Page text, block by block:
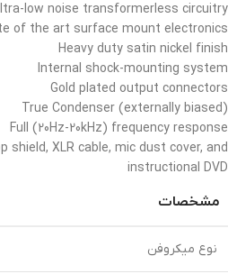
low noise transformerless circuitry
of the art surface mount electronics
Heavy duty satin nickel finish
Internal shock-mounting system
Gold plated output connectors
True Condenser (externally biased)
Full (20Hz-20kHz) frequency response
shield, XLR cable, mic dust cover, and
instructional DVD
مشخصات
نوع میکروفن